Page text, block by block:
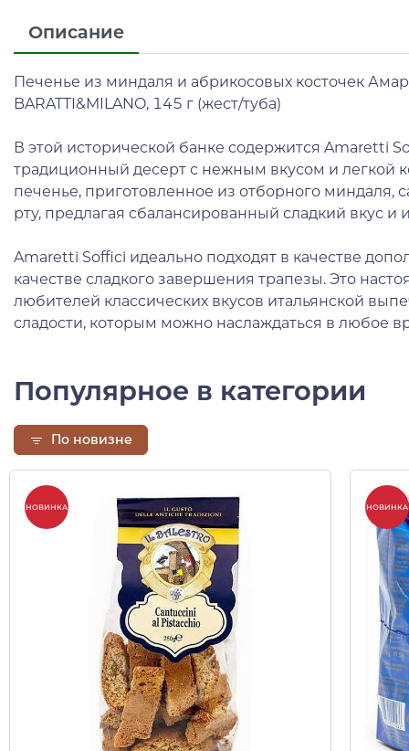
Описание
Печенье из миндаля и абрикосовых косточек
BARATTI&MILANO, 145 г (жест/туба)
В этой исторической банке содержится Amaretti
традиционный десерт с нежным вкусом и легкой
печенье, приготовленное из отборного миндаля,
рту, предлагая сбалансированный сладкий вкус
Amaretti Soffici идеально подходят в качестве
качестве сладкого завершения трапезы. Это
любителей классических вкусов итальянской
сладости, которым можно наслаждаться в любое
Популярное в категории
По новизне
НОВИНКА НОВИНКА